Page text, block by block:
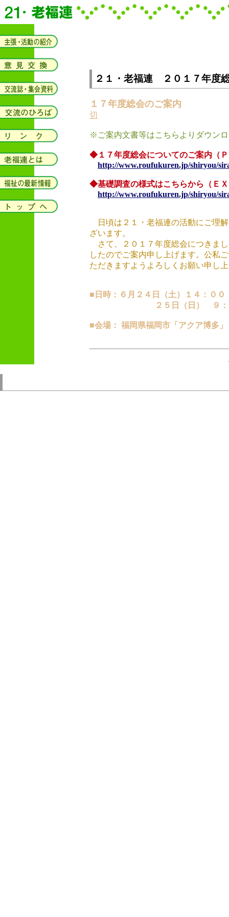
２１・老福連 ２０１７年度
１７年度総会のご案内
切
※ご案内文書等はこちらよりダウン
◆１７年度総会についてのご案内（
http://www.roufukuren.jp/shiryou/
◆基礎調査の様式はこちらから（Ｅ
http://www.roufukuren.jp/shiryou/
日頃は２１・老福連の活動にご理
ざいます。
さて、２０１７年度総会につきま
したのでご案内申し上げます。公私
ただきますようよろしくお願い申し
■日時：６月２４日（土）１４：０
２５日（日） ９
■会場： 福岡県福岡市「アクア博多」